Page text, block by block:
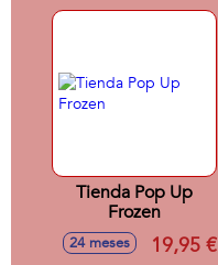
Tienda Pop Up
Frozen
24 meses 19,95 €